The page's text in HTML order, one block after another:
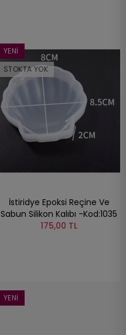
YENI
STOKTA YOK
İstiridye Epoksi Reçine Ve
Sabun Silikon Kalıbı -Kod:1035
175,00 TL
YENI